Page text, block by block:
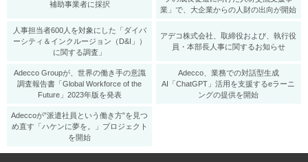
補助事業者に採択
業」で、大企業からの人財の出向が開始
人事担当者600人を対象にした「ダイバ
ーシティ＆インクルージョン（D&I」）
に関する調査」
アデコ株式会社、取締役および、執行役
員・本部長人事に関するお知らせ
Adecco Groupが、世界の働き手の意識
調査報告書「Global Workforce of the
Future」2023年版を発表
Adecco、業務での対話型生成
AI「ChatGPT」活用を支援するeラーニ
ングの提供を開始
Adeccoが”派遣社員という働き方”を見つ
め直す「ハケンに夢を。」プロジェクト
を開始